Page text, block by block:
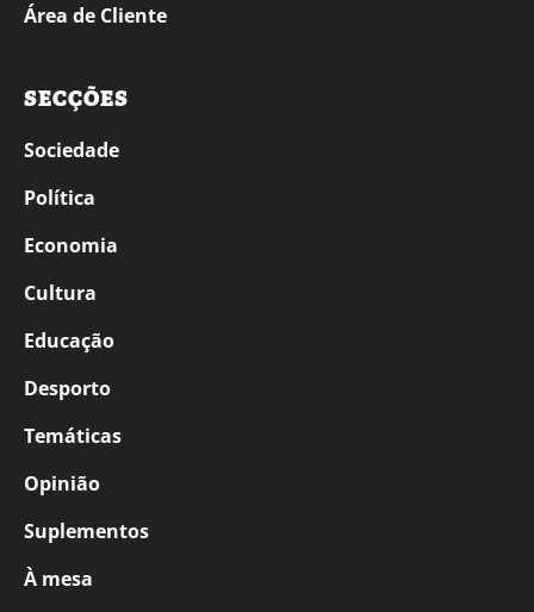
Área de Cliente
SECÇÕES
Sociedade
Política
Economia
Cultura
Educação
Desporto
Temáticas
Opinião
Suplementos
À mesa